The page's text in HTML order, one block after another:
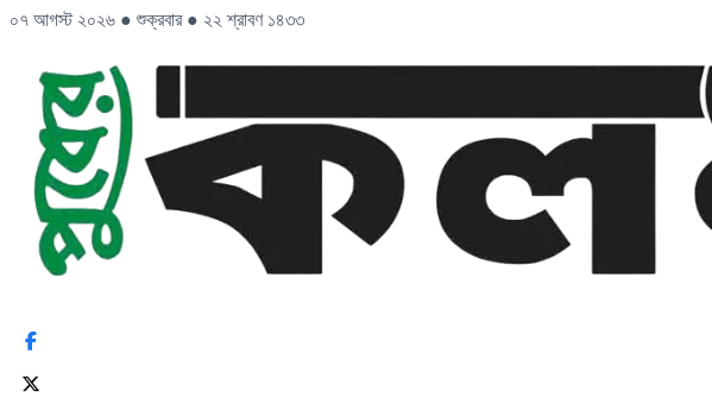
০৭ আগস্ট ২০২৬ ● শুক্রবার ● ২২ শ্রাবণ ১৪৩৩